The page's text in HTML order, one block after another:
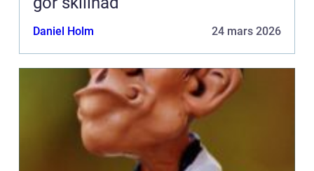
Daniel Holm 24 mars 2026